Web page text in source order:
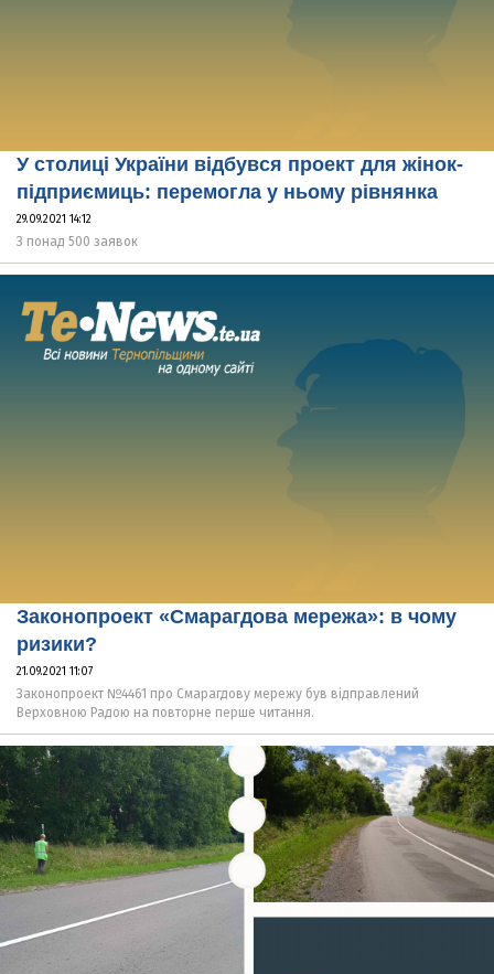
У столиці України відбувся проект для жінок-
підприємиць: перемогла у ньому рівнянка
29.09.2021 14:12
З понад 500 заявок
Законопроект «Смарагдова мережа»: в чому
ризики?
21.09.2021 11:07
Законопроект №4461 про Смарагдову мережу був відправлений
Верховною Радою на повторне перше читання.